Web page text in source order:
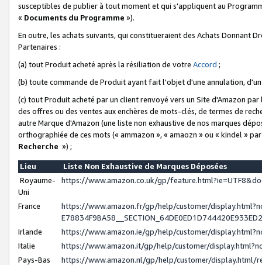
susceptibles de publier à tout moment et qui s'appliquent au
« Documents du Programme »).
En outre, les achats suivants, qui constitueraient des Achats Donnant
Partenaires :
(a) tout Produit acheté après la résiliation de votre Accord ;
(b) toute commande de Produit ayant fait l'objet d'une annulation,
(c) tout Produit acheté par un client renvoyé vers un Site d'Amazon
des offres ou des ventes aux enchères de mots-clés, de termes de
autre Marque d'Amazon (une liste non exhaustive de nos marques
orthographiée de ces mots (« ammazon », « amaozn » ou « kindel »
Recherche ») ;
Lieu
Liste Non Exhaustive de Marques Déposées
Royaume-
Uni
https://www.amazon.co.uk/gp/
France
https://www.amazon.fr/gp/help/customer/
Irlande
https://www.amazon.ie/gp/help/customer/
Italie
https://www.amazon.it/gp/help/customer/
Pays-Bas
https://www.amazon.nl/gp/help/customer/display.html/